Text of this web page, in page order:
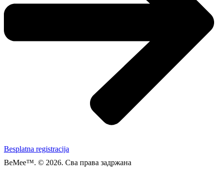
Besplatna registracija
BeMee™. © 2026. Сва права задржана